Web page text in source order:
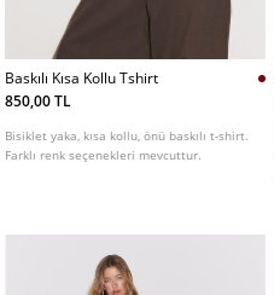
Baskılı Kısa Kollu Tshirt
850,00 TL
Bisiklet yaka, kısa kollu, önü baskılı t-shirt.
Farklı renk seçenekleri mevcuttur.